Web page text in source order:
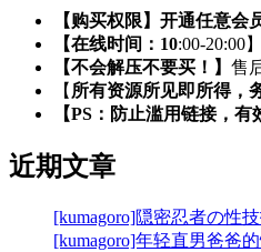
【购买权限】开通任意
【在线时间：10:00-20:00
【不会解压不要买！】 售
【 所有资源所见即所得，
【PS：防止滥用链接，有
近期文章
[kumagoro]隠密忍者の性
[kumagoro]年轻直男爸爸